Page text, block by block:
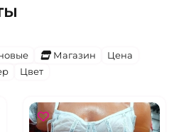
Магазин
Цена
Цвет